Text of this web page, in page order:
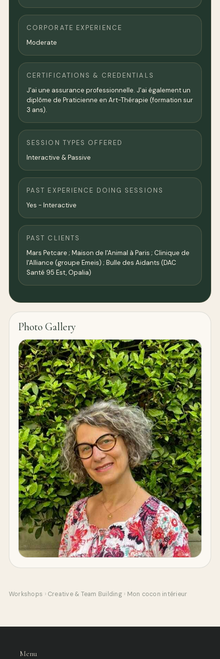
CORPORATE EXPERIENCE
Moderate
CERTIFICATIONS & CREDENTIALS
J'ai une assurance professionnelle. J'ai également un
diplôme de Praticienne en Art-Thérapie (formation sur
3 ans).
SESSION TYPES OFFERED
Interactive & Passive
PAST EXPERIENCE DOING SESSIONS
Yes - Interactive
PAST CLIENTS
Mars Petcare ; Maison de l'Animal à Paris ; Clinique de
l'Alliance (groupe Emeis) ; Bulle des Aidants (DAC
Santé 95 Est, Opalia)
Photo Gallery
Workshops › Creative & Team Building › Mon cocon intérieur
Menu